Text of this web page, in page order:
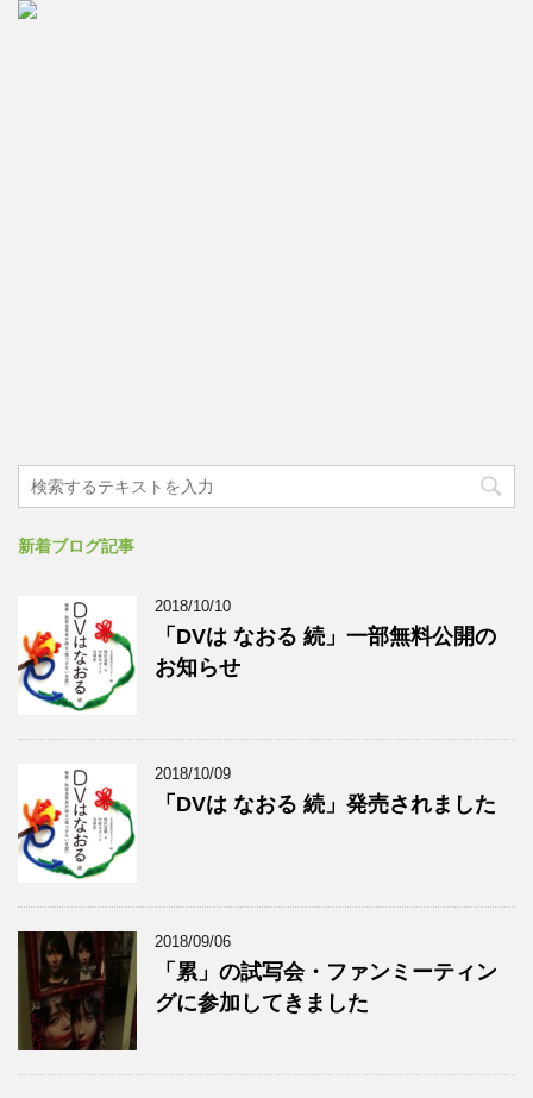
新着ブログ記事
2018/10/10
「DVは なおる 続」一部無料公開の
お知らせ
2018/10/09
「DVは なおる 続」発売されました
2018/09/06
「累」の試写会・ファンミーティン
グに参加してきました